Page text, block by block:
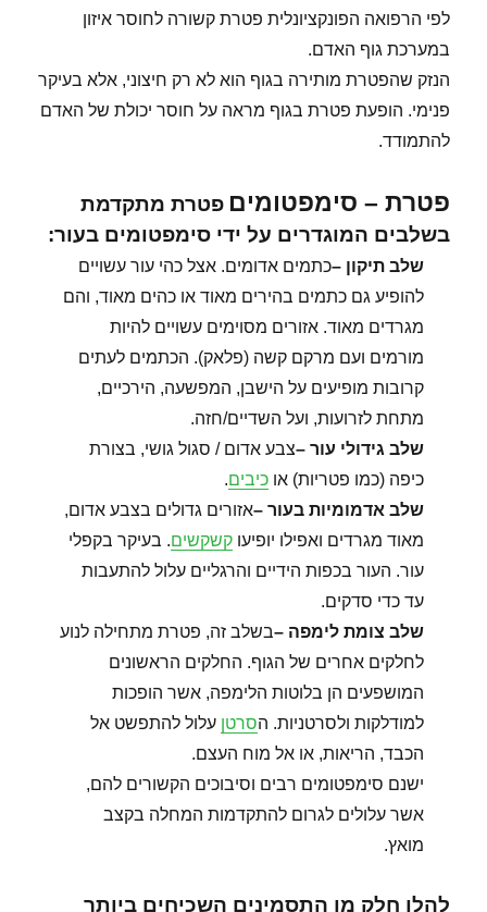
לפי הרפואה הפונקציונלית פטרת קשורה לחוסר איזון
במערכת גוף האדם.
הנזק שהפטרת מותירה בגוף הוא לא רק חיצוני, אלא בעיקר
פנימי. הופעת פטרת בגוף מראה על חוסר יכולת של האדם
להתמודד.
פטרת – סימפטומים פטרת מתקדמת
בשלבים המוגדרים על ידי סימפטומים בעור:
שלב תיקון –כתמים אדומים. אצל כהי עור עשויים
להופיע גם כתמים בהירים מאוד או כהים מאוד, והם
מגרדים מאוד. אזורים מסוימים עשויים להיות
מורמים ועם מרקם קשה (פלאק). הכתמים לעתים
קרובות מופיעים על הישבן, המפשעה, הירכיים,
מתחת לזרועות, ועל השדיים/חזה.
שלב גידולי עור –צבע אדום / סגול גושי, בצורת
כיפה (כמו פטריות) אוכיבים.
שלב אדמומיות בעור –אזורים גדולים בצבע אדום,
מאוד מגרדים ואפילו יופיעוקשקשים. בעיקר בקפלי
עור. העור בכפות הידיים והרגליים עלול להתעבות
עד כדי סדקים.
שלב צומת לימפה –בשלב זה, פטרת מתחילה לנוע
לחלקים אחרים של הגוף. החלקים הראשונים
המושפעים הן בלוטות הלימפה, אשר הופכות
למודלקות ולסרטניות. הסרטן עלול להתפשט אל
הכבד, הריאות, או אל מוח העצם.
ישנם סימפטומים רבים וסיבוכים הקשורים להם,
אשר עלולים לגרום להתקדמות המחלה בקצב
מואץ.
להלן חלק מן התסמינים השכיחים ביותר